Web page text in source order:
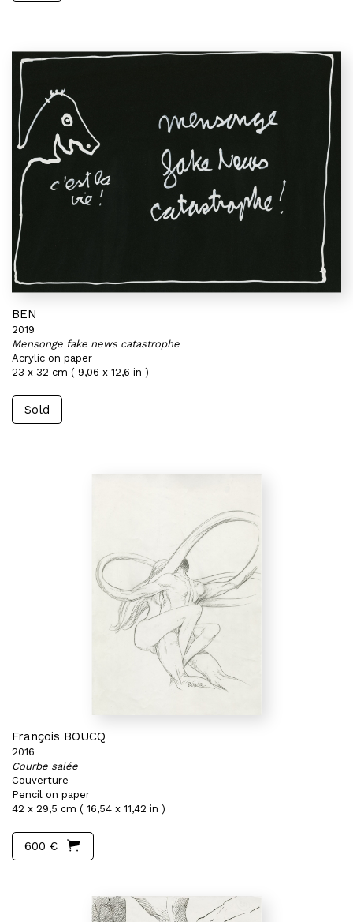
BEN
2019
Mensonge fake news catastrophe
Acrylic on paper
23 x 32 cm ( 9,06 x 12,6 in )
Sold
François BOUCQ
2016
Courbe salée
Couverture
Pencil on paper
42 x 29,5 cm ( 16,54 x 11,42 in )
600 €